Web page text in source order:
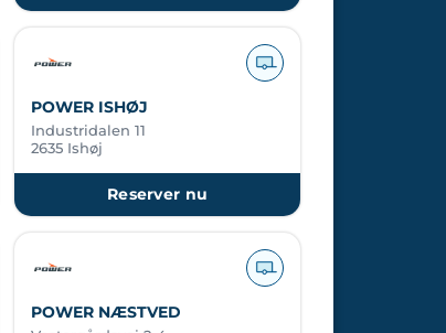
POWER ISHØJ
Industridalen 11
2635 Ishøj
Reserver nu
POWER NÆSTVED